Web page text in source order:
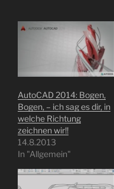
AutoCAD 2014: Bogen,
Bogen, – ich sag es dir, in
welche Richtung
zeichnen wir!!
14.8.2013
In "Allgemein"